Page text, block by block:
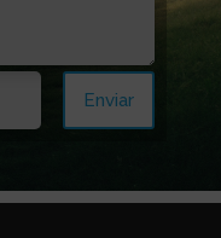
Enviar